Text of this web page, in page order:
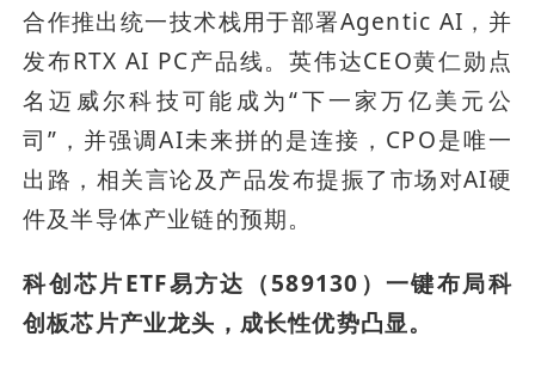
合作推出统一技术栈用于部署Agentic AI，并
发布RTX AI PC产品线。英伟达CEO黄仁勋点
名迈威尔科技可能成为“下一家万亿美元公
司”，并强调AI未来拼的是连接，CPO是唯一
出路，相关言论及产品发布提振了市场对AI硬
件及半导体产业链的预期。
科创芯片ETF易方达（589130）一键布局科
创板芯片产业龙头，成长性优势凸显。